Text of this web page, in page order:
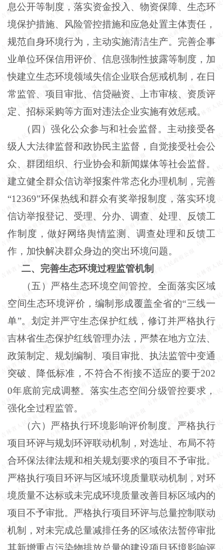
息公开等制度，落实资金投入、物资保障、生态环
境保护措施、风险管控措施和应急处置主体责任，
规范自身环境行为，主动实施清洁生产。完善企事
业单位环保信用评价、信息强制性披露等制度，加
快建立生态环境领域失信企业联合惩戒机制，在日
常监管、项目审批、信贷融资、上市审核、资质评
定、招标采购等方面对违法企业实施有效惩戒。
（四）强化公众参与和社会监督。主动接受各
级人大法律监督和政协民主监督，自觉接受社会公
众、群团组织、行业协会和新闻媒体等社会监督。
建立健全群众信访举报案件常态化办理机制，完善
“12369”环保热线和群众有奖举报制度，落实环境
信访举报登记、受理、分办、调查、处理、反馈工
作制度，做好网络舆情监测、调查处理和反馈工
作，加快解决群众身边的突出环境问题。
二、完善生态环境过程监管机制
（五）严格生态环境空间管控。全面落实区域
空间生态环境评价，编制形成覆盖全省的“三线一
单”。划定并严守生态保护红线，修订并严格执行
吉林省生态保护红线管理办法，严禁在地方立法、
政策制定、规划编制、项目审批、执法监管中变通
突破、降低标准，不符合不衔接不适应的要于202
0年底前完成调整。落实生态空间分级管控要求，
强化全过程监管。
（六）严格执行环境影响评价制度。严格执行
项目环评与规划环评联动机制，对选址、布局不符
合环保法律法规和相关规划要求的项目不予审批。
严格执行项目环评与区域环境质量联动机制，对环
境质量不达标或未完成环境质量改善目标区域内的
项目不予审批。严格执行项目环评与总量控制联动
机制，对未完成总量减排任务的区域依法暂停审批
其新增重点污染物排放总量的建设项目环境影响评